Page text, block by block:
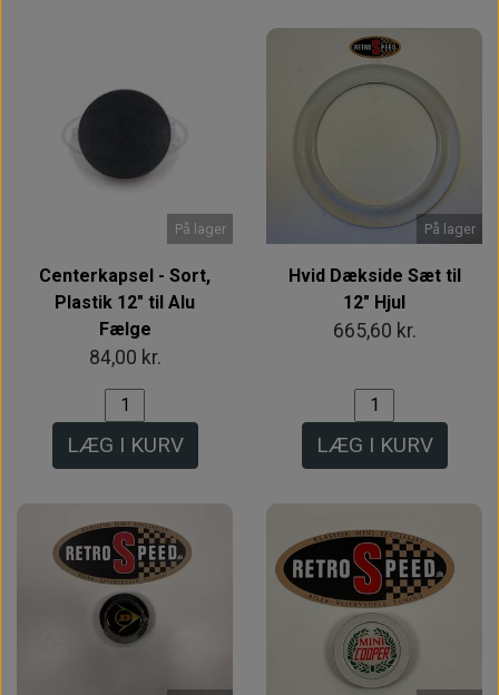
På lager
Centerkapsel - Sort,
Plastik 12" til Alu
Fælge
84,00 kr.
LÆG I KURV
På lager
Hvid Dækside Sæt til
12" Hjul
665,60 kr.
LÆG I KURV